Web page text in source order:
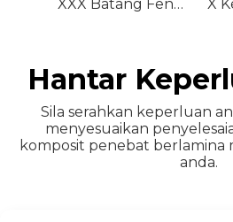
XXX Batang Fenolik Kertas
Hantar
Sila serahkan keperluan
menyesuaikan
komposit penebat
anda.